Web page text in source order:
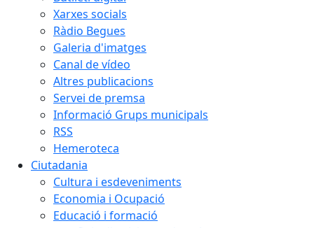
Xarxes socials
Ràdio Begues
Galeria d'imatges
Canal de vídeo
Altres publicacions
Servei de premsa
Informació Grups municipals
RSS
Hemeroteca
Ciutadania
Cultura i esdeveniments
Economia i Ocupació
Educació i formació